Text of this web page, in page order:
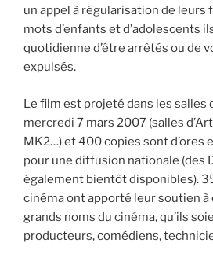
un appel à régularisation de leurs
mots d’enfants et d’adolescents
quotidienne d’être arrêtés ou de
expulsés.
Le film est projeté dans les salles
mercredi 7 mars 2007 (salles
MK2…) et 400 copies sont d’ores
pour une diffusion nationale (des
également bientôt disponibles).
cinéma ont apporté leur soutien à
grands noms du cinéma, qu’ils
producteurs, comédiens,